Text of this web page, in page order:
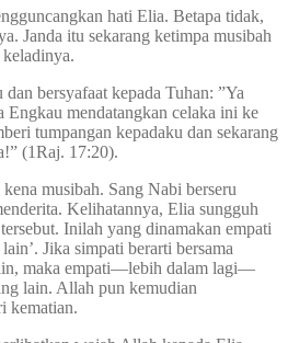
hati Elia. Betapa tidak,
Janda itu sekarang ketimpa musibah
bersyafaat kepada Tuhan: ”Ya
mendatangkan celaka ini ke
tumpangan kepadaku dan sekarang
(1Raj. 17:20).
musibah. Sang Nabi berseru
Kelihatannya, Elia sungguh
Inilah yang dinamakan empati
Jika simpati berarti bersama
maka empati—lebih dalam lagi—
lain. Allah pun kemudian
kematian.